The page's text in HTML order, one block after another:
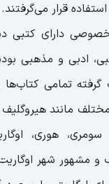
قرار می‌گرفتند.
دارای کتبی
ادبی و مذهبی
تمامی کتاب‌ها
به 7 خط مختلف مانند
سومری، هوری،